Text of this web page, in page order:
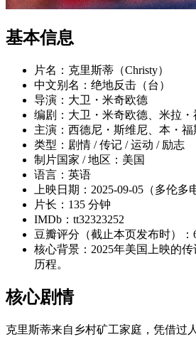
基本信息
片名：克里斯蒂（Christy）
中文别名：绝地反击（台）
导演：大卫・米奇欧德
编剧：大卫・米奇欧德、米拉・
主演：西德尼・斯维尼、本・
类型：剧情 / 传记 / 运动 / 励志
制片国家 / 地区：美国
语言：英语
上映日期：2025-09-05（多伦多
片长：135 分钟
IMDb：tt32323252
豆瓣评分（截止本页发布时）：
核心背景：2025年美国上映的
历程。
核心剧情
克里斯蒂来自乡村矿工家庭，凭借过